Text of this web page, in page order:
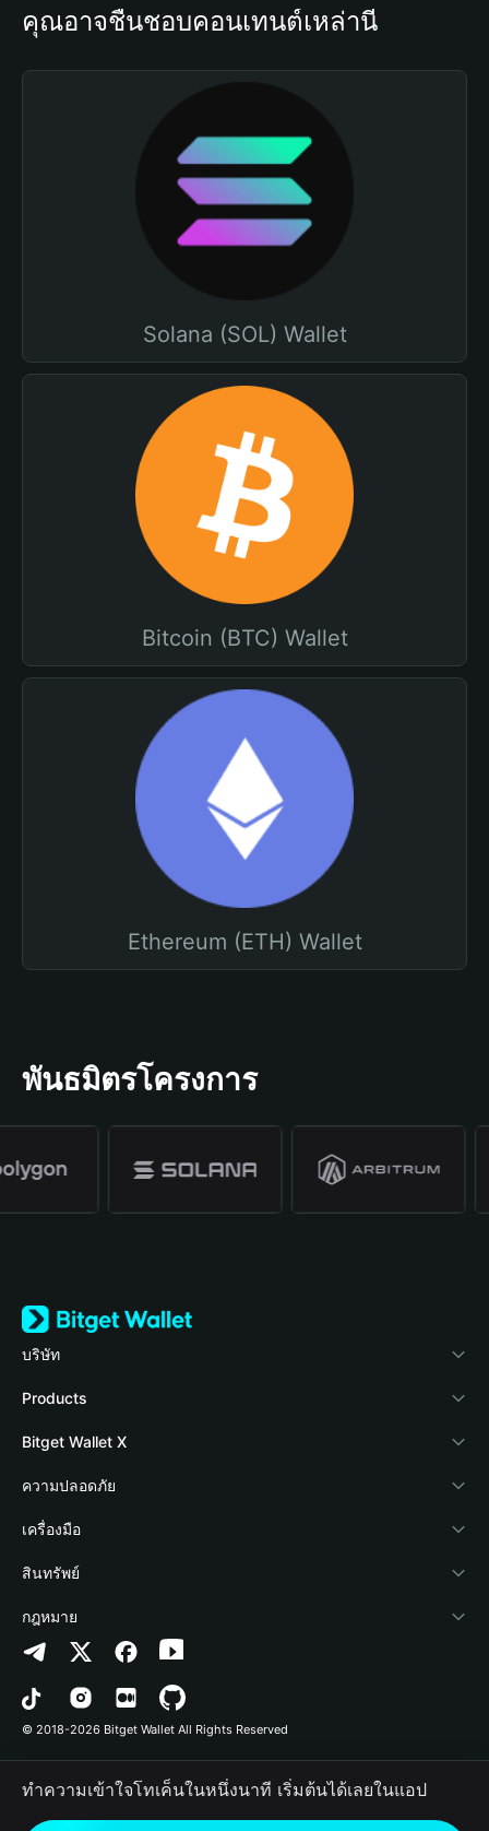
คุณอาจชื่นชอบคอนเทนต์เหล่านี้
Solana (SOL) Wallet
Bitcoin (BTC) Wallet
Ethereum (ETH) Wallet
พันธมิตรโครงการ
บริษัท
เกี่ยวกับ Bitget Wallet
Blog
Academy
ข่าวสารด้านคริปโต
ศูนย์ช่วยเหลือ
ติดต่อเรา
ทรัพยากรข้อมูลของแบรนด์
อาชีพ
Products
Crypto Card
Stablecoin Earn
Payfi Crypto
Crypto Swap API
Altcoin Season Index
Prediction Markets
DApp
RWA
Bitget Wallet X
นักพัฒนา
เชื่อมต่อ Wallet
Bitget Wallet Pay
ลิสต์โปรเจกต์
ความปลอดภัย
Protection Fund
เทคโนโลยีความปลอดภัย
เครื่องมือ
ซื้อคริปโต
การตรวจจับการอนุญาต
การตรวจจับสัญญา
การโอนเป็นชุด
สินทรัพย์
Arbitrum
Avalanche
Bitcoin
Polygon
กฎหมาย
นโยบายความเป็นส่วนตัว
ข้อตกลงในการใช้บริการ
© 2018-2026 Bitget Wallet All Rights Reserved
ทำความเข้าใจโทเค็นในหนึ่งนาที เริ่มต้นได้เลยในแอป